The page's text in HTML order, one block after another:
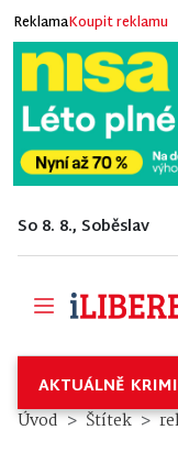
ReklamaKoupit reklamu
So 8. 8., Soběslav
AKTUÁLNĚ KRIMI
Úvod Štítek